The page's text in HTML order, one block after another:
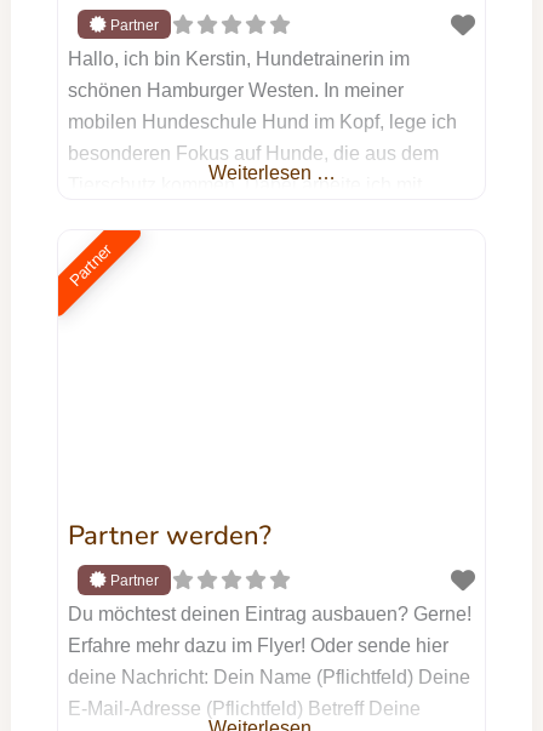
Hallo, ich bin Kerstin, Hundetrainerin im
schönen Hamburger Westen. In meiner
mobilen Hundeschule Hund im Kopf, lege ich
besonderen Fokus auf Hunde, die aus dem
Tierschutz kommen. Dabei arbeite ich mit
dem Hund einen Rahmen und somit Sicherheit
geben. Mit Deinem Hund aus dem Tierschutz
kannst Du nicht nur Einzeltraining bei mir
Weiterlesen …
Partner
Partner werden?
Du möchtest deinen Eintrag ausbauen? Gerne!
Erfahre mehr dazu im Flyer! Oder sende hier
deine Nachricht: Dein Name (Pflichtfeld) Deine
E-Mail-Adresse (Pflichtfeld) Betreff Deine